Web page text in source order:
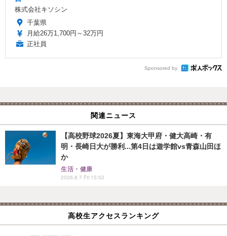
株式会社キソシン
千葉県
月給26万1,700円～32万円
正社員
Sponsored by
関連ニュース
【高校野球2026夏】東海大甲府・健大高崎・有
明・長崎日大が勝利...第4日は遊学館vs青森山田ほ
か
生活・健康
2026.8.7 Fri 15:52
高校生アクセスランキング